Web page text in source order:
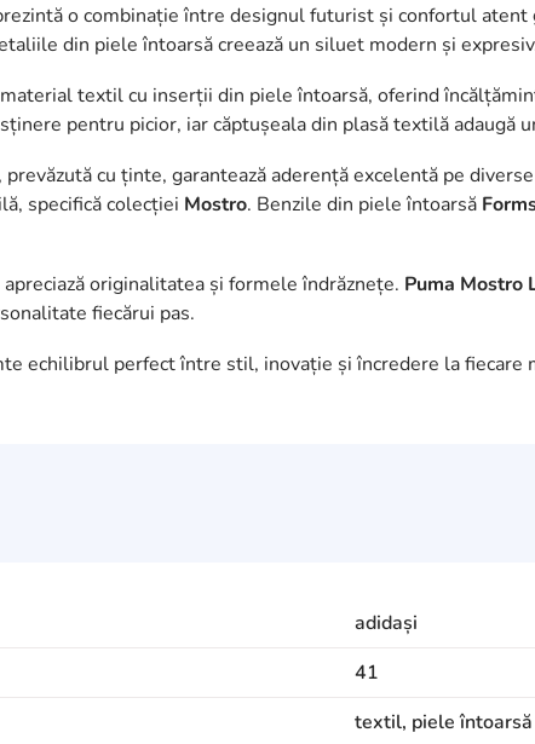
o combinație între designul futurist și confortul
din piele întoarsă creează un siluet modern și
textil cu inserții din piele întoarsă, oferind
pentru picior, iar căptușeala din plasă textilă
cu ținte, garantează aderență excelentă pe
specifică colecției Mostro. Benzile din piele întoarsă
originalitatea și formele îndrăznețe. Puma Mostro
fiecărui pas.
echilibrul perfect între stil, inovație și încredere la fiecare
adidași
41
textil, piele întoarsă